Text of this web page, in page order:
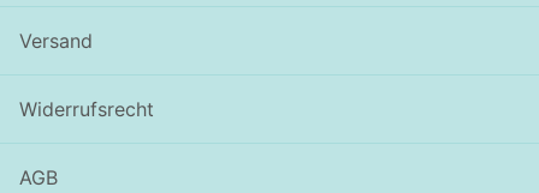
Versand
Widerrufsrecht
AGB